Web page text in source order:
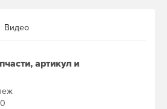
Видео
артикул и